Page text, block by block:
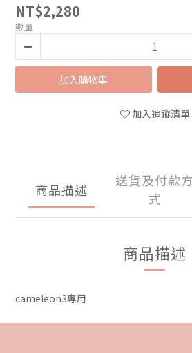
NT$2,280
數量
加入購物車
加入追蹤清單
商品描述
送貨及付款方
式
商品描述
cameleon3專用